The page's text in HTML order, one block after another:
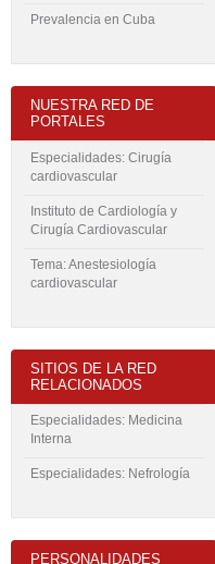
Prevalencia en Cuba
NUESTRA RED DE
PORTALES
Especialidades: Cirugía
cardiovascular
Instituto de Cardiología y
Cirugía Cardiovascular
Tema: Anestesiología
cardiovascular
SITIOS DE LA RED
RELACIONADOS
Especialidades: Medicina
Interna
Especialidades: Nefrología
PERSONALIDADES